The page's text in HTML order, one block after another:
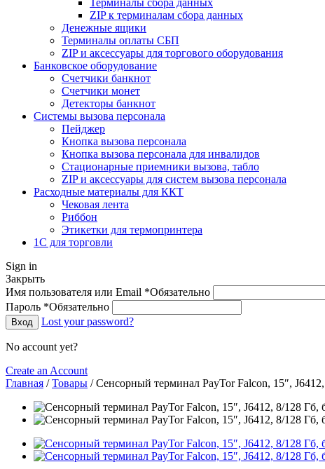
Терминалы сбора данных
ZIP к терминалам сбора данных
Денежные ящики
Терминалы оплаты СБП
ZIP и аксессуары для торгового оборудования
Банковское оборудование
Счетчики банкнот
Счетчики монет
Детекторы банкнот
Системы вызова персонала
Пейджер
Кнопка вызова персонала
Кнопка вызова персонала для инвалидов
Стационарные приемники вызова, табло
ZIP и аксессуары для систем вызова персонала
Расходные материалы для ККТ
Чековая лента
Риббон
Этикетки для термопринтера
1С для торговли
Sign in
Закрыть
Имя пользователя или Email *Обязательно
Пароль *Обязательно
Вход Lost your password?
No account yet?
Create an Account
Главная /Товары /Сенсорный терминал PayTor Falcon, 15″,